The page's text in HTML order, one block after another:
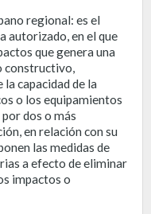
regional: es el
autorizado, en el que
que genera una
constructivo,
capacidad de la
o los equipamientos
dos o más
en relación con su
las medidas de
a efecto de eliminar
impactos o